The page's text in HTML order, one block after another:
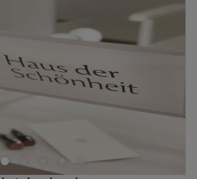
14:00
14:00
08:00–18:00
Geschlossen
Haut eine Auszeit vom Alltag.
St. Anna Apotheke in
freut sich auf dich!